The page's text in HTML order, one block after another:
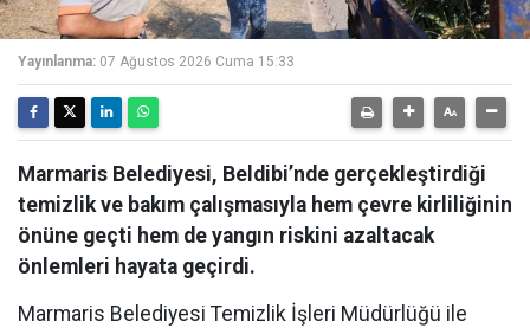
Yayınlanma: 07 Ağustos 2026 Cuma 15:33
Marmaris Belediyesi, Beldibi’nde gerçekleştirdiği
temizlik ve bakım çalışmasıyla hem çevre kirliliğinin
önüne geçti hem de yangın riskini azaltacak
önlemleri hayata geçirdi.
Marmaris Belediyesi Temizlik İşleri Müdürlüğü ile